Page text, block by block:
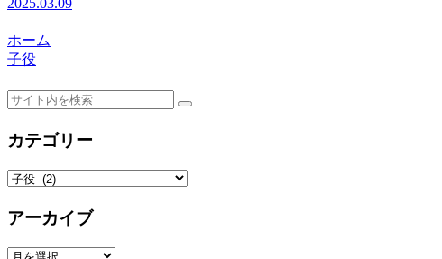
ホーム
子役
カテゴリー
カ
ゴ
ー
アーカイブ
ア